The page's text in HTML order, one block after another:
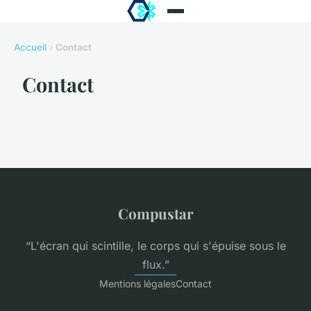
Accueil › Contact
Contact
Compustar
“L'écran qui scintille, le corps qui s'épuise sous le
flux.”
Mentions légalesContact